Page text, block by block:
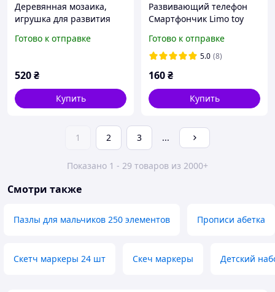
Деревянная мозаика,
игрушка для развития
Готово к отправке
520₴
Купить
Развивающий телефон
Смартфончик Limo toy
зверюшки
Готово к отправке
5.0 (8)
160₴
Купить
1 2 3 ...
Показано 1 - 29 товаров из 2000+
Смотри также
Пазлы для мальчиков 250 элементов Прописи абетка
Скетч маркеры 24 шт Скеч маркеры Детский